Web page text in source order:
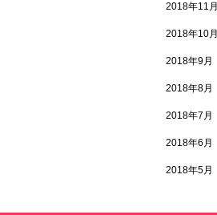
2018年11月
2018年10月
2018年9月
2018年8月
2018年7月
2018年6月
2018年5月